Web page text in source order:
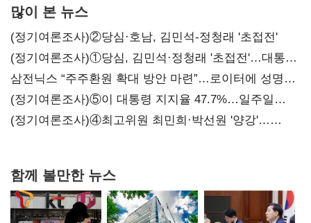
많이 본 뉴스
(정기여론조사)②당심·호남, 김민석-정청래 '초접전'
(정기여론조사)①당심, 김민석·정청래 '초접전'…대통령
지지도 '50% 아래로'(종합)
삼전닉스 “주주환원 확대 방안 마련”…로이터에 성명
보내
(정기여론조사)⑤이 대통령 지지율 47.7%…일주일
만에 다시 40%대
(정기여론조사)④최고위원 최민희·박선원 '양강'…
함께 볼만한 뉴스